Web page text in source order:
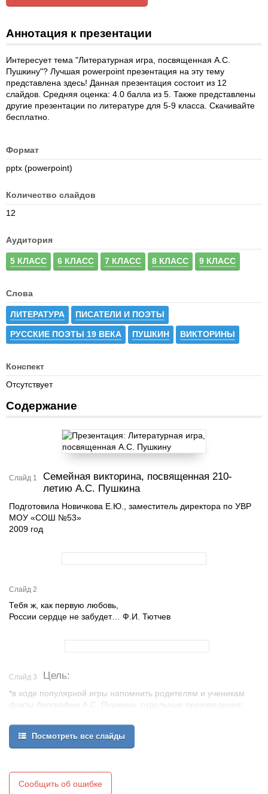
Аннотация к презентации
Интересует тема "Литературная игра, посвященная А.С.
Пушкину"? Лучшая powerpoint презентация на эту тему
представлена здесь! Данная презентация состоит из 12
слайдов. Средняя оценка: 4.0 балла из 5. Также представлены
другие презентации по литературе для 5-9 класса. Скачивайте
бесплатно.
Формат
pptx (powerpoint)
Количество слайдов
12
Аудитория
5 КЛАСС 6 КЛАСС 7 КЛАСС 8 КЛАСС 9 КЛАСС
Слова
ЛИТЕРАТУРА ПИСАТЕЛИ И ПОЭТЫ
РУССКИЕ ПОЭТЫ 19 ВЕКА ПУШКИН ВИКТОРИНЫ
Конспект
Отсутствует
Содержание
Слайд 1
Семейная викторина, посвященная 210-
летию А.С. Пушкина
Подготовила Новичкова Е.Ю., заместитель директора по УВР
МОУ «СОШ №53»
2009 год
Слайд 2
Тебя ж, как первую любовь,
России сердце не забудет… Ф.И. Тютчев
Слайд 3 Цель:
*в ходе популярной игры напомнить родителям и ученикам
факты биографии А.С. Пушкина, отдельные произведения;
деятельности
Посмотреть все слайды
Сообщить об ошибке